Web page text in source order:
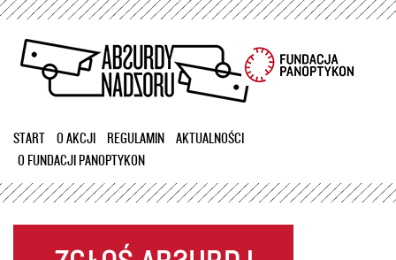
Przejdź
treści
START O AKCJI REGULAMIN
AKTUALNOŚCI
O FUNDACJI PANOPTYKON